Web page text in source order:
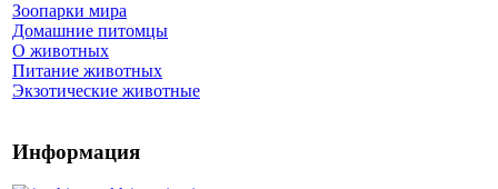
Зоопарки мира
Домашние питомцы
О животных
Питание животных
Экзотические животные
Информация